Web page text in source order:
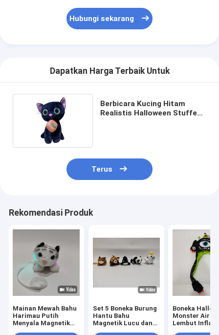
Hubungi sekarang
Dapatkan Harga Terbaik Untuk
Berbicara Kucing Hitam
Realistis Halloween Stuffed
Terus
Rekomendasi Produk
Mainan Mewah Bahu
Harimau Putih
Menyala Magnetik
Set 5 Boneka Burung
Hantu Bahu
Magnetik Lucu dan
Boneka
Monster
Lembut